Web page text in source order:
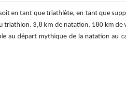
en tant que triathlète, en tant que
triathlon. 3,8 km de natation, 180 km de
au départ mythique de la natation au